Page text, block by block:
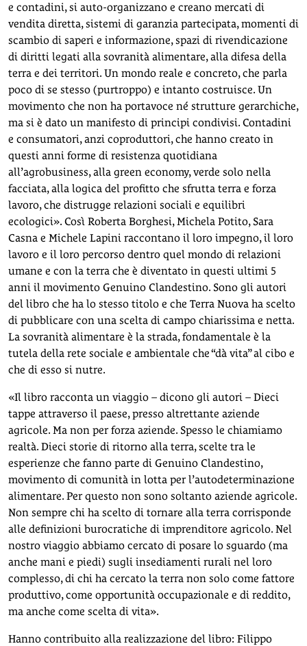
e contadini, si auto-organizzano e creano mercati di
vendita diretta, sistemi di garanzia partecipata, momenti di
scambio di saperi e informazione, spazi di rivendicazione
di diritti legati alla sovranità alimentare, alla difesa della
terra e dei territori. Un mondo reale e concreto, che parla
poco di se stesso (purtroppo) e intanto costruisce. Un
movimento che non ha portavoce né strutture gerarchiche,
ma si è dato un manifesto di principi condivisi. Contadini
e consumatori, anzi coproduttori, che hanno creato in
questi anni forme di resistenza quotidiana
all’agrobusiness, alla green economy, verde solo nella
facciata, alla logica del profitto che sfrutta terra e forza
lavoro, che distrugge relazioni sociali e equilibri
ecologici». Così Roberta Borghesi, Michela Potito, Sara
Casna e Michele Lapini raccontano il loro impegno, il loro
lavoro e il loro percorso dentro quel mondo di relazioni
umane e con la terra che è diventato in questi ultimi 5
anni il movimento Genuino Clandestino. Sono gli autori
del libro che ha lo stesso titolo e che Terra Nuova ha scelto
di pubblicare con una scelta di campo chiarissima e netta.
La sovranità alimentare è la strada, fondamentale è la
tutela della rete sociale e ambientale che “dà vita” al cibo e
che di esso si nutre.
«Il libro racconta un viaggio – dicono gli autori – Dieci
tappe attraverso il paese, presso altrettante aziende
agricole. Ma non per forza aziende. Spesso le chiamiamo
realtà. Dieci storie di ritorno alla terra, scelte tra le
esperienze che fanno parte di Genuino Clandestino,
movimento di comunità in lotta per l’autodeterminazione
alimentare. Per questo non sono soltanto aziende agricole.
Non sempre chi ha scelto di tornare alla terra corrisponde
alle definizioni burocratiche di imprenditore agricolo. Nel
nostro viaggio abbiamo cercato di posare lo sguardo (ma
anche mani e piedi) sugli insediamenti rurali nel loro
complesso, di chi ha cercato la terra non solo come fattore
produttivo, come opportunità occupazionale e di reddito,
ma anche come scelta di vita».
Hanno contribuito alla realizzazione del libro: Filippo